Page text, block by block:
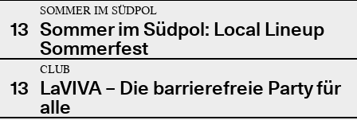
13
SOMMER IM SÜDPOL
Sommer im Südpol: Local Lineup
Sommerfest
13
CLUB
LaVIVA – Die barrierefreie Party für
alle